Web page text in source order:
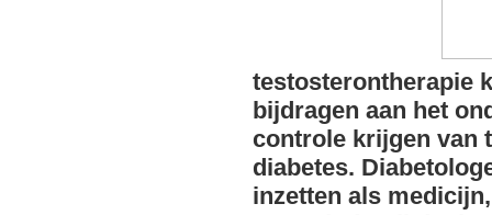
testosterontherapie
bijdragen aan het
controle krijgen van
diabetes.
inzetten als